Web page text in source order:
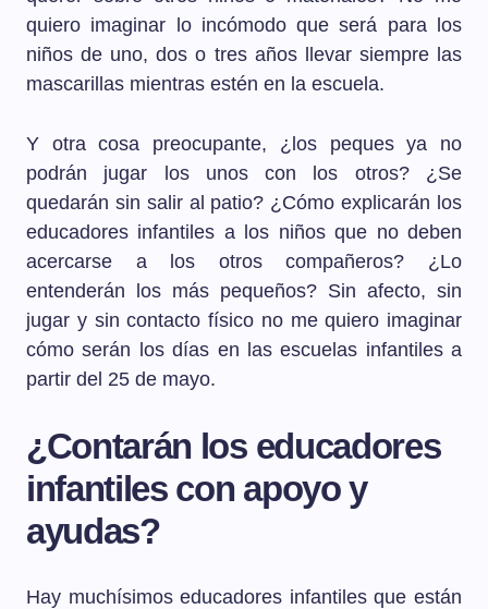
quiero imaginar lo incómodo que será para los
niños de uno, dos o tres años llevar siempre las
mascarillas mientras estén en la escuela.
Y otra cosa preocupante, ¿los peques ya no
podrán jugar los unos con los otros? ¿Se
quedarán sin salir al patio? ¿Cómo explicarán los
educadores infantiles a los niños que no deben
acercarse a los otros compañeros? ¿Lo
entenderán los más pequeños? Sin afecto, sin
jugar y sin contacto físico no me quiero imaginar
cómo serán los días en las escuelas infantiles a
partir del 25 de mayo.
¿Contarán los educadores
infantiles con apoyo y
ayudas?
Hay muchísimos educadores infantiles que están